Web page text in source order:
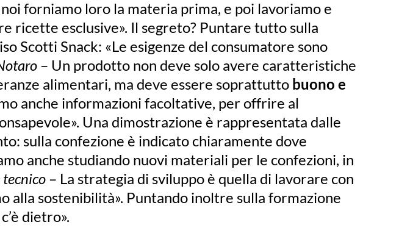
forniamo loro la materia prima, e poi lavoriamo e
ricette esclusive». Il segreto? Puntare tutto sulla
Scotti Snack: «Le esigenze del consumatore sono
– Un prodotto non deve solo avere caratteristiche
alimentari, ma deve essere soprattutto buono e
anche informazioni facoltative, per offrire al
Una dimostrazione è rappresentata dalle
sulla confezione è indicato chiaramente dove
anche studiando nuovi materiali per le confezioni, in
– La strategia di sviluppo è quella di lavorare con
alla sostenibilità». Puntando inoltre sulla formazione
dietro».